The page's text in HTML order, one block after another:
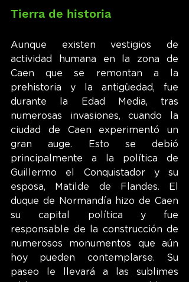
Tierra de historia
Aunque existen vestigios de
actividad humana en la zona de
Caen que se remontan a la
prehistoria y la antigüedad, fue
durante la Edad Media, tras
numerosas invasiones, cuando la
ciudad de Caen experimentó un
gran auge. Esto se debió
principalmente a la política de
Guillermo el Conquistador y su
esposa, Matilde de Flandes. El
duque de Normandía hizo de Caen
su capital política y fue
responsable de la construcción de
numerosos monumentos que aún
hoy pueden contemplarse. Su
paseo le llevará a las sublimes